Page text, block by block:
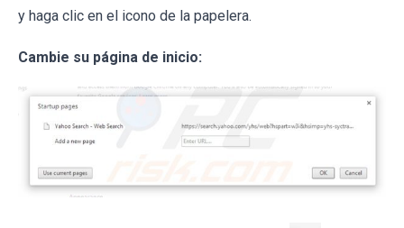
y haga clic en el icono de la papelera.
Cambie su página de inicio: